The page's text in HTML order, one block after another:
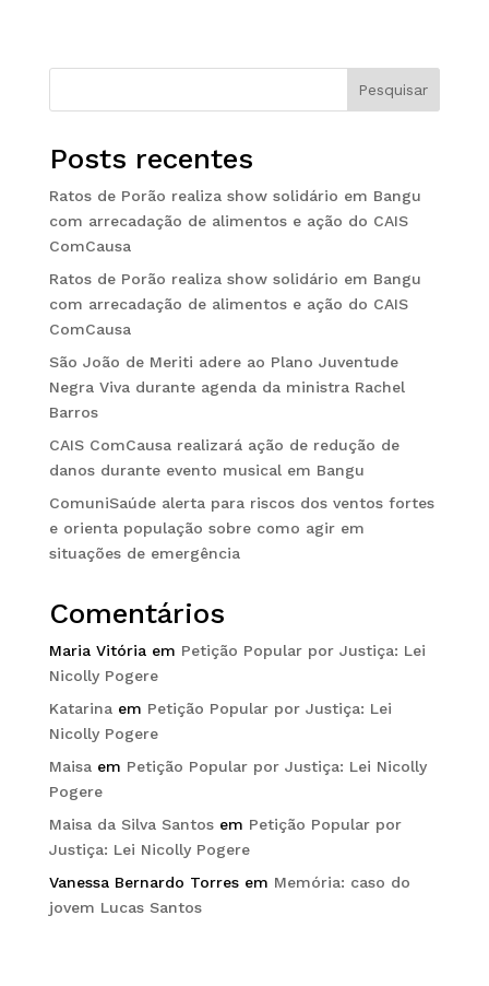
Pesquisar
Posts recentes
Ratos de Porão realiza show solidário em Bangu
com arrecadação de alimentos e ação do CAIS
ComCausa
Ratos de Porão realiza show solidário em Bangu
com arrecadação de alimentos e ação do CAIS
ComCausa
São João de Meriti adere ao Plano Juventude
Negra Viva durante agenda da ministra Rachel
Barros
CAIS ComCausa realizará ação de redução de
danos durante evento musical em Bangu
ComuniSaúde alerta para riscos dos ventos fortes
e orienta população sobre como agir em
situações de emergência
Comentários
Maria Vitóriaem Petição Popular por Justiça: Lei
Nicolly Pogere
Katarinaem Petição Popular por Justiça: Lei
Nicolly Pogere
Maisaem Petição Popular por Justiça: Lei Nicolly
Pogere
Maisa da Silva Santosem Petição Popular por
Justiça: Lei Nicolly Pogere
Vanessa Bernardo Torresem Memória: caso do
jovem Lucas Santos